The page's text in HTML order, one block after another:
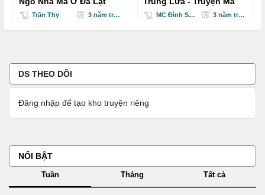
Trần Thy 3 năm trước MC Đình Soạn 3 năm trước
DS THEO DÕI
Đăng nhập để tạo kho truyện riêng
NỔI BẬT
Tuần Tháng Tất cả